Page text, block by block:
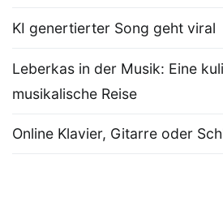
KI genertierter Song geht viral
Leberkas in der Musik: Eine
musikalische Reise
Online Klavier, Gitarre oder